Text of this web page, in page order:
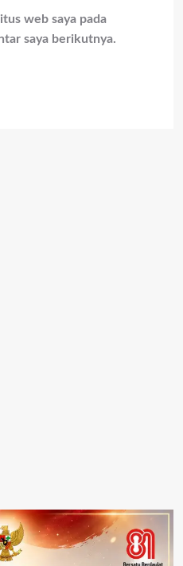
web saya pada
saya berikutnya.